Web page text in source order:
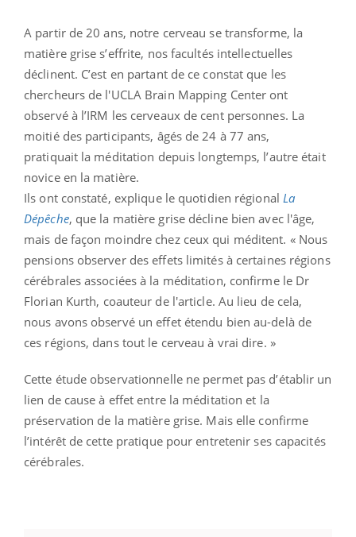
A partir de 20 ans, notre cerveau se transforme, la
matière grise s’effrite, nos facultés intellectuelles
déclinent. C’est en partant de ce constat que les
chercheurs de l'UCLA Brain Mapping Center ont
observé à l’IRM les cerveaux de cent personnes. La
moitié des participants, âgés de 24 à 77 ans,
pratiquait la méditation depuis longtemps, l’autre était
novice en la matière.
Ils ont constaté, explique le quotidien régional La
Dépêche, que la matière grise décline bien avec l'âge,
mais de façon moindre chez ceux qui méditent. « Nous
pensions observer des effets limités à certaines régions
cérébrales associées à la méditation, confirme le Dr
Florian Kurth, coauteur de l'article. Au lieu de cela,
nous avons observé un effet étendu bien au-delà de
ces régions, dans tout le cerveau à vrai dire. »
Cette étude observationnelle ne permet pas d’établir un
lien de cause à effet entre la méditation et la
préservation de la matière grise. Mais elle confirme
l’intérêt de cette pratique pour entretenir ses capacités
cérébrales.